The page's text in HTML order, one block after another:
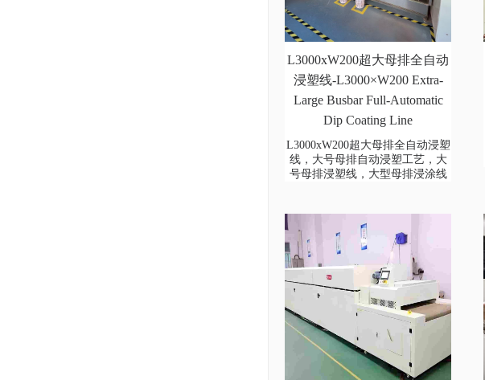
L3000xW200超大母排全自动
浸塑线-L3000×W200 Extra-
Large Busbar Full-Automatic
Dip Coating Line
L3000xW200超大母排全自动浸塑
线，大号母排自动浸塑工艺，大
号母排浸塑线，大型母排浸涂线